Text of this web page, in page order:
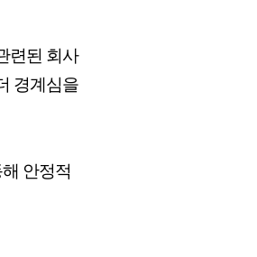
련된 회사
경계심을
안정적